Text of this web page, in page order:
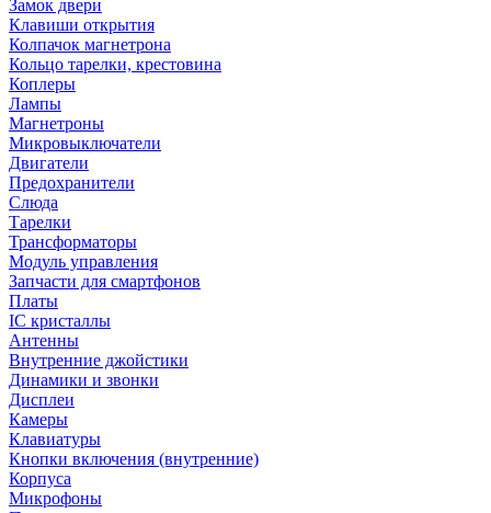
Замок двери
Клавиши открытия
Колпачок магнетрона
Кольцо тарелки, крестовина
Коплеры
Лампы
Магнетроны
Микровыключатели
Двигатели
Предохранители
Слюда
Тарелки
Трансформаторы
Модуль управления
Запчасти для смартфонов
Платы
IC кристаллы
Антенны
Внутренние джойстики
Динамики и звонки
Дисплеи
Камеры
Клавиатуры
Кнопки включения (внутренние)
Корпуса
Микрофоны